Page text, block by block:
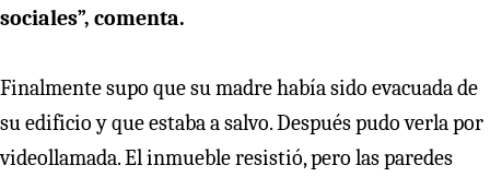
sociales”, comenta.
Finalmente supo que su madre había sido evacuada de
su edificio y que estaba a salvo. Después pudo verla por
videollamada. El inmueble resistió, pero las paredes